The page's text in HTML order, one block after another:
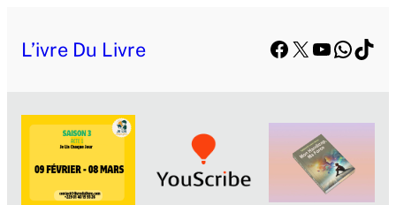
L’ivre Du Livre Facebook
X YouTube